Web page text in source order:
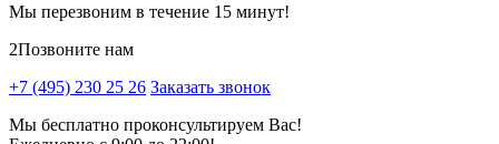
Мы перезвоним в течение 15 минут!
2Позвоните нам
+7 (495) 230 25 26 Заказать звонок
Мы бесплатно проконсультируем Вас!